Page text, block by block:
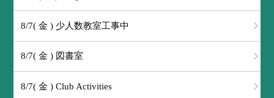
8/7( 金 ) 少人数教室工事中
8/7( 金 ) 図書室
8/7( 金 ) Club Activities